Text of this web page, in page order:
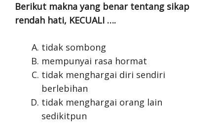
Berikut makna yang benar tentang sikap
rendah hati, KECUALI ….
tidak sombong
mempunyai rasa hormat
tidak menghargai diri sendiri
berlebihan
tidak menghargai orang lain
sedikitpun